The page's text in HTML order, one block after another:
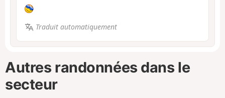
Traduit automatiquement
Autres randonnées dans le
secteur